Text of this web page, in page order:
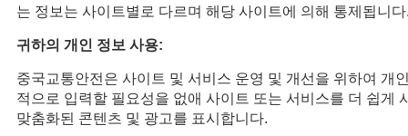
는 정보는 사이트별로 다르며 해당 사이트에 의해 통제됩니
귀하의 개인 정보 사용:
중국교통안전은 사이트 및 서비스 운영 및 개선을 위하여 개
적으로 입력할 필요성을 없애 사이트 또는 서비스를 더 쉽게
맞춤화된 콘텐츠 및 광고를 표시합니다.